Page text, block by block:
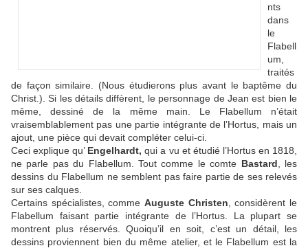
nts
dans
le
Flabell
um,
traités
de façon similaire. (Nous étudierons plus avant le baptême du
Christ.). Si les détails diffèrent, le personnage de Jean est bien le
même, dessiné de la même main. Le Flabellum n’était
vraisemblablement pas une partie intégrante de l’Hortus, mais un
ajout, une pièce qui devait compléter celui-ci.
Ceci explique qu’ Engelhardt, qui a vu et étudié l’Hortus en 1818,
ne parle pas du Flabellum. Tout comme le comte Bastard , les
dessins du Flabellum ne semblent pas faire partie de ses relevés
sur ses calques.
Certains spécialistes, comme Auguste Christen , considèrent le
Flabellum faisant partie intégrante de l’Hortus. La plupart se
montrent plus réservés. Quoiqu’il en soit, c’est un détail, les
dessins proviennent bien du même atelier, et le Flabellum est la